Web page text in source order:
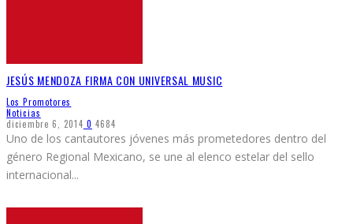
JESÚS MENDOZA FIRMA CON UNIVERSAL MUSIC
Los Promotores
Noticias
diciembre 6, 2014 0 4684
Uno de los cantautores jóvenes más prometedores dentro del
género Regional Mexicano, se une al elenco estelar del sello
internacional...